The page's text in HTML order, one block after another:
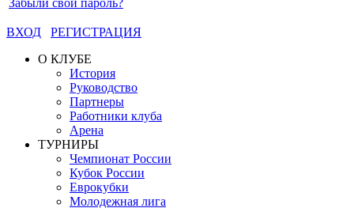
Забыли свой пароль?
ВХОД
РЕГИСТРАЦИЯ
О КЛУБЕ
История
Руководство
Партнеры
Работники клуба
Арена
ТУРНИРЫ
Чемпионат России
Кубок России
Еврокубки
Молодежная лига